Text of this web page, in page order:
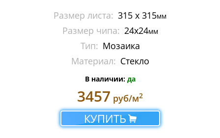
Растяжки из мозаики
Стеклянная мозаика
Мозаика Caramelle Mosaic
Мозаика Dao
Мозаика Decor-mosaic
Мозаика Imagine Mosaic
Размер листа: 315 x 315мм
Размер чипа: 24х24мм
Тип: Мозаика
Материал: Стекло
В наличии: да
3457 руб/м2
КУПИТЬ